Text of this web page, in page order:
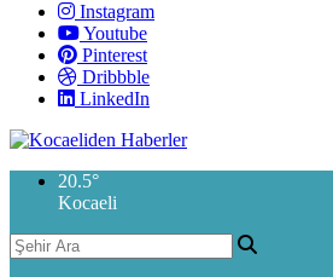
Instagram
Youtube
Pinterest
Dribbble
LinkedIn
20.5°
Kocaeli